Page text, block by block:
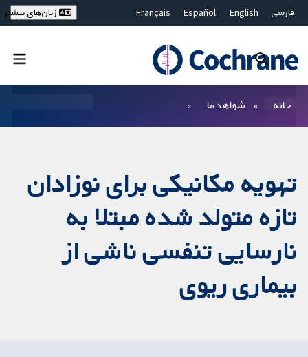
فارسی English
Español
Français
Bahasa Malaysia
ไทย
繁體中文
زبان‌های بیشتر
خانه شواهد ما
تهویه مکانیکی برای نوزادان
تازه متولد شده مبتلا به
نارسایی تنفسی ناشی از
بیماری ریوی